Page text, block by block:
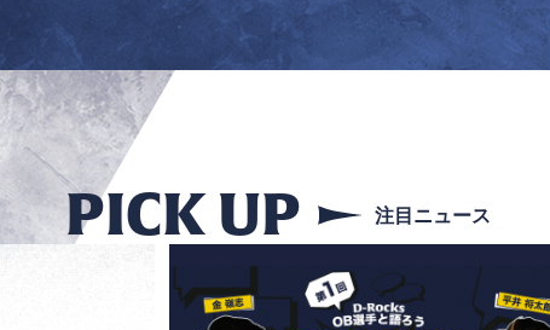
PICK UP 注目ニュース